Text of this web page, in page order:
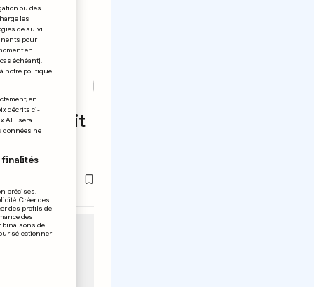
l'exploit
ou des
les
de suivi
pour
en
échéant].
notre politique
en
décrits ci-
ATT sera
données ne
finalités
précises.
Créer des
des profils de
des
de
sélectionner